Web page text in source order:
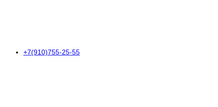
+7(910)755-25-55